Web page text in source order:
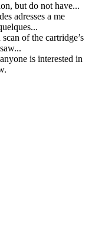
, but do not have...
adresses a me
.
of the cartridge’s
is interested in